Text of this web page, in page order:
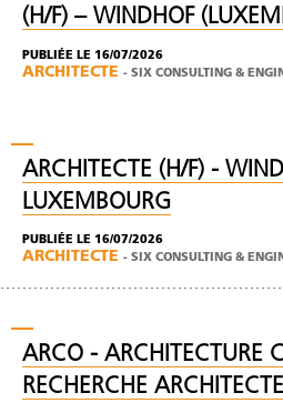
(H/F) – WINDHOF
PUBLIÉE LE 16/07/2026
ARCHITECTE - SIX CONSULTING &
ARCHITECTE (H/F) -
LUXEMBOURG
PUBLIÉE LE 16/07/2026
ARCHITECTE - SIX CONSULTING &
ARCO - ARCHITECTURE
RECHERCHE